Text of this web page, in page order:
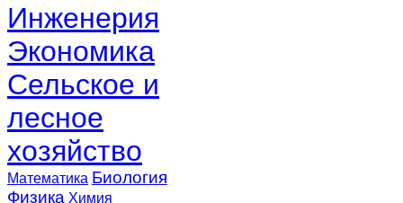
Инженерия
Экономика
Сельское и
лесное
хозяйство
Математика Биология
Физика Химия